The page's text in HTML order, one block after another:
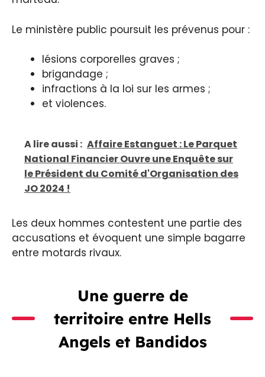
Le ministère public poursuit les prévenus pour :
lésions corporelles graves ;
brigandage ;
infractions à la loi sur les armes ;
et violences.
A lire aussi : Affaire Estanguet : Le Parquet
National Financier Ouvre une Enquête sur
le Président du Comité d'Organisation des
JO 2024 !
Les deux hommes contestent une partie des
accusations et évoquent une simple bagarre
entre motards rivaux.
Une guerre de
territoire entre Hells
Angels et Bandidos